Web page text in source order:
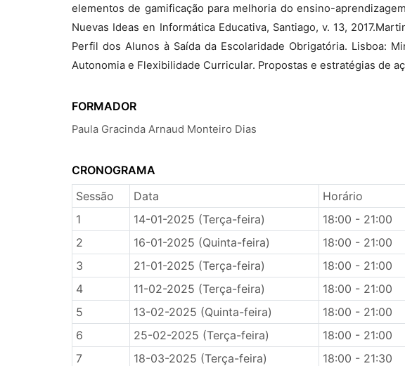
elementos de gamificação para melhoria do ensino-
Nuevas Ideas en Informática Educativa, Santiago, v. 13,
Perfil dos Alunos à Saída da Escolaridade Obrigatória. Lisboa:
Autonomia e Flexibilidade Curricular. Propostas e estratégias de
FORMADOR
Paula Gracinda Arnaud Monteiro Dias
CRONOGRAMA
Sessão
Data Horário
1
14-01-2025 (Terça-feira) 18:00 - 21:00
2
16-01-2025 (Quinta-feira) 18:00 - 21:00
3
21-01-2025 (Terça-feira) 18:00 - 21:00
4
11-02-2025 (Terça-feira) 18:00 - 21:00
5
13-02-2025 (Quinta-feira) 18:00 - 21:00
6
25-02-2025 (Terça-feira) 18:00 - 21:00
7
18-03-2025 (Terça-feira) 18:00 - 21:30